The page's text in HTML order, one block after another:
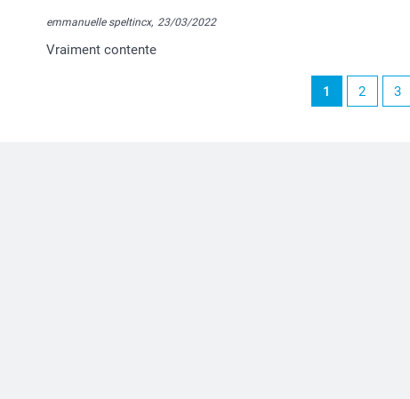
emmanuelle speltincx, 23/03/2022
Vraiment contente
1 2 3